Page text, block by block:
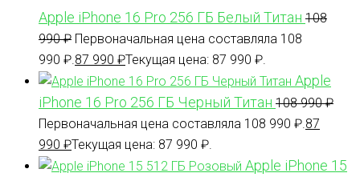
Apple iPhone 16 Pro 256 ГБ Белый Титан 108
990₽ Первоначальная цена составляла 108
990 ₽. 87 990 ₽Текущая цена: 87 990 ₽.
Apple
iPhone 16 Pro 256 ГБ Черный Титан 108 990₽
Первоначальная цена составляла 108 990 ₽. 87
990 ₽Текущая цена: 87 990 ₽.
Apple iPhone 15